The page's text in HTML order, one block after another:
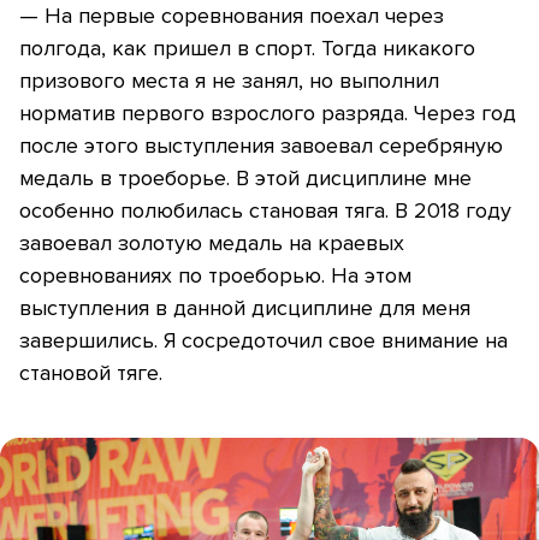
— На первые соревнования поехал через
полгода, как пришел в спорт. Тогда никакого
призового места я не занял, но выполнил
норматив первого взрослого разряда. Через год
после этого выступления завоевал серебряную
медаль в троеборье. В этой дисциплине мне
особенно полюбилась становая тяга. В 2018 году
завоевал золотую медаль на краевых
соревнованиях по троеборью. На этом
выступления в данной дисциплине для меня
завершились. Я сосредоточил свое внимание на
становой тяге.